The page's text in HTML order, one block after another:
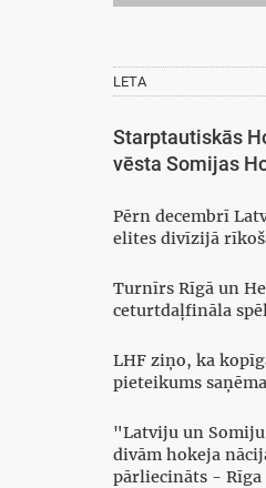
LETA
Starptautiskās
vēsta Somijas
Pērn decembrī
elites divīzijā
Turnīrs Rīgā un
ceturtdaļfināla
LHF ziņo, ka
pieteikums
"Latviju un Somiju
divām hokeja
pārliecināts - Rīga